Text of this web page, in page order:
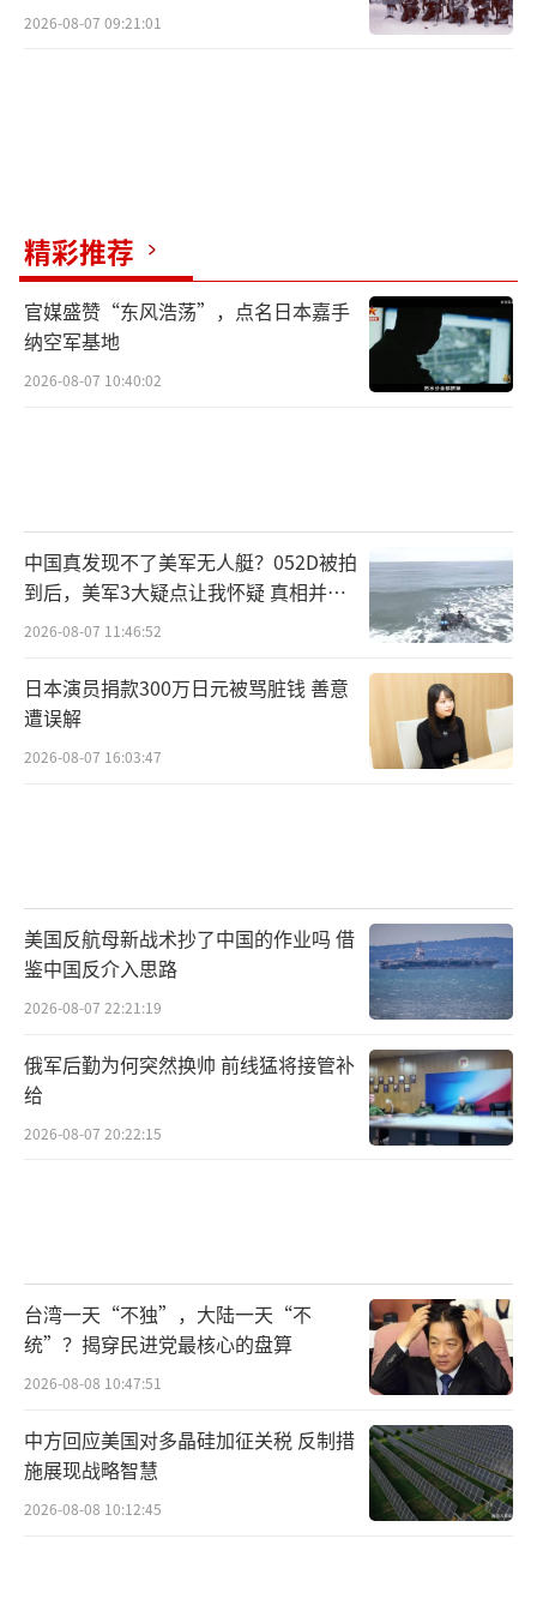
2026-08-07 09:21:01
精彩推荐
官媒盛赞“东风浩荡”，点名日本嘉手
纳空军基地
2026-08-07 10:40:02
中国真发现不了美军无人艇？052D被拍
到后，美军3大疑点让我怀疑 真相并非
如此
2026-08-07 11:46:52
日本演员捐款300万日元被骂脏钱 善意
遭误解
2026-08-07 16:03:47
美国反航母新战术抄了中国的作业吗 借
鉴中国反介入思路
2026-08-07 22:21:19
俄军后勤为何突然换帅 前线猛将接管补
给
2026-08-07 20:22:15
台湾一天“不独”，大陆一天“不
统”？揭穿民进党最核心的盘算
2026-08-08 10:47:51
中方回应美国对多晶硅加征关税 反制措
施展现战略智慧
2026-08-08 10:12:45